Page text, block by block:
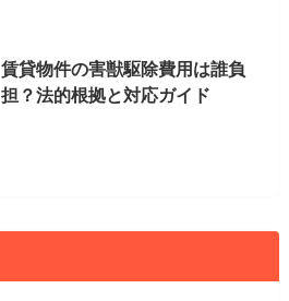
賃貸物件の害獣駆除費用は誰負
担？法的根拠と対応ガイド